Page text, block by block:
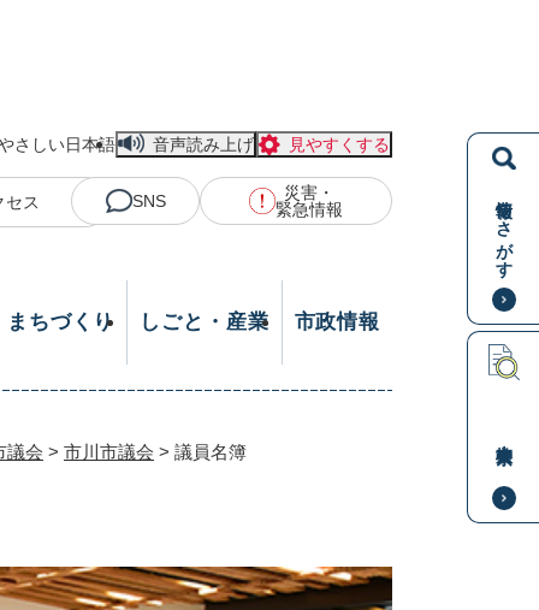
情報をさがす
さしい日本語 音声読み上げ 見やすくする
セス SNS
災害・
緊急情報
まちづくり しごと・産業 市政情報
議会 > 市川市議会 > 議員名簿